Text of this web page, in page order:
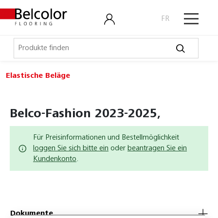
FR
Elastische Beläge
Belco-Fashion 2023-2025,
Für Preisinformationen und Bestellmöglichkeit
loggen Sie sich bitte ein oder beantragen Sie ein
Kundenkonto.
Dokumente
Elastische Beläge
Bullet Board